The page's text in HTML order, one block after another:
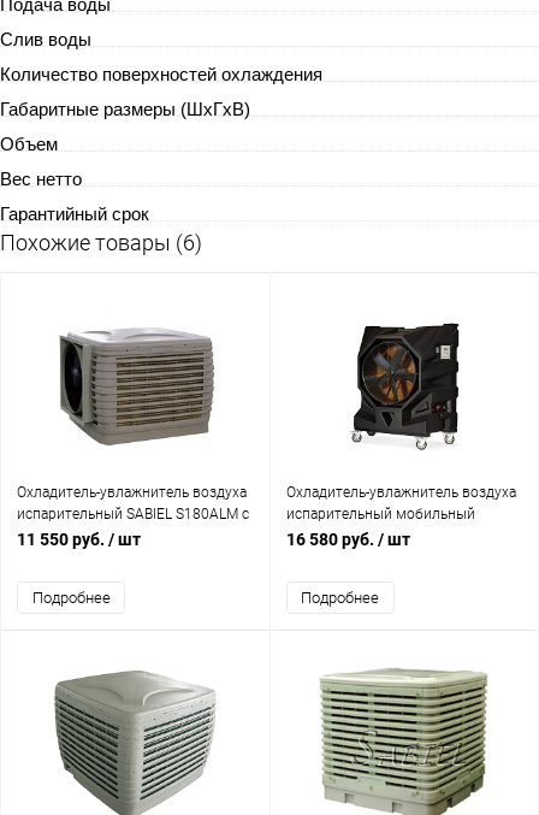
Слив воды
Количество поверхностей охлаждения
Габаритные размеры (ШхГхВ)
Объем
Вес нетто
Гарантийный срок
Похожие товары (6)
Охладитель-увлажнитель воздуха
испарительный SABIEL S180ALM с
боковой подачей, LED пультом,
11 550 руб. / шт
Подробнее
Охладитель-увлажнитель воздуха
испарительный мобильный
SABIEL MB340
16 580 руб. / шт
Подробнее